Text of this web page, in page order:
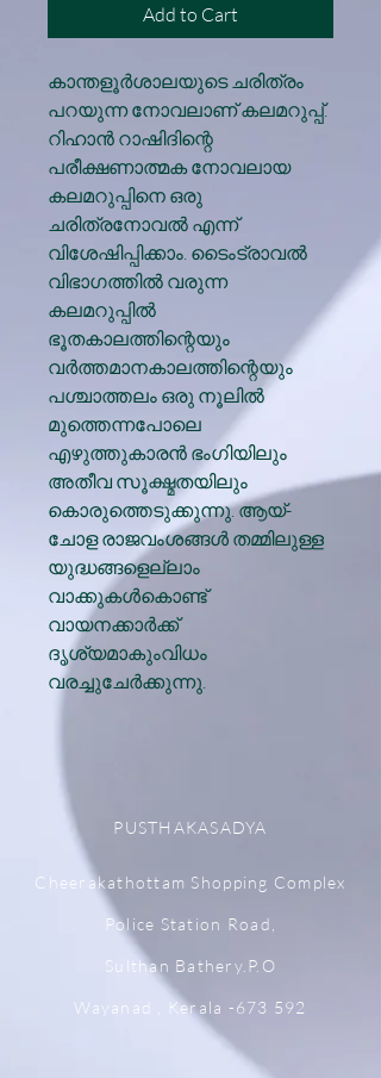
Add to Cart
കാന്തളൂർശാലയുടെ ചരിത്രം
പറയുന്ന നോവലാണ് കലമറുപ്പ്.
റിഹാൻ റാഷിദിന്റെ
പരീക്ഷണാത്മക നോവലായ
കലമറുപ്പിനെ ഒരു
ചരിത്രനോവൽ എന്ന്
വിശേഷിപ്പിക്കാം. ടൈംട്രാവൽ
വിഭാഗത്തിൽ വരുന്ന
കലമറുപ്പിൽ
ഭൂതകാലത്തിന്റെയും
വർത്തമാനകാലത്തിന്റെയും
പശ്ചാത്തലം ഒരു നൂലിൽ
മുത്തെന്നപോലെ
എഴുത്തുകാരൻ ഭംഗിയിലും
അതീവ സൂക്ഷ്മതയിലും
കൊരുത്തെടുക്കുന്നു. ആയ്-
ചോള രാജവംശങ്ങൾ തമ്മിലുള്ള
യുദ്ധങ്ങളെല്ലാം
വാക്കുകൾകൊണ്ട്
വായനക്കാർക്ക്
ദൃശ്യമാകുംവിധം
വരച്ചുചേർക്കുന്നു.
PUSTHAKASADYA
Cheerakathottam Shopping Complex
Police Station Road,
Sulthan Bathery.P.O
Wayanad , Kerala -673 592